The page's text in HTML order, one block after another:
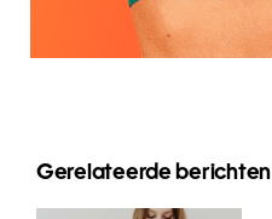
Gerelateerde berichten
Innovative
Strategien